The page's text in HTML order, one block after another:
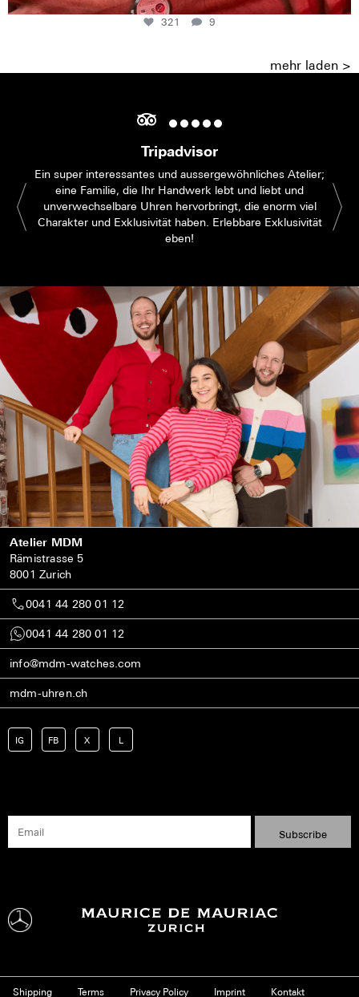
321 9
mehr laden >
Tripadvisor
Ein super interessantes und aussergewöhnliches Atelier;
eine Familie, die Ihr Handwerk lebt und liebt und
unverwechselbare Uhren hervorbringt, die enorm viel
Charakter und Exklusivität haben. Erlebbare Exklusivität
eben!
Atelier MDM
Rämistrasse 5
8001 Zurich
0041 44 280 01 12
0041 44 280 01 12
info@mdm-watches.com
mdm-uhren.ch
IG FB X L
Shipping Terms Privacy Policy Imprint Kontakt